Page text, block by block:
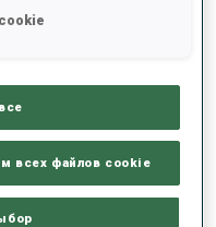
всех файлов cookie